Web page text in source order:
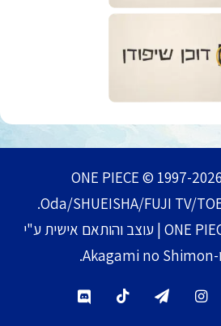
ONE PIECE © 1997-
Oda/SHUEISHA/FUJI TV/
ONE PIECE Nakama © 2026 | עוצב והותאם אישית ע"י
Instagram
Telegram
TikTok
Discord